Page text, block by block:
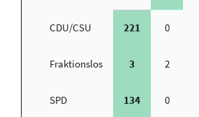
CDU/CSU 221 0
Fraktionslos 3 2
SPD 134 0